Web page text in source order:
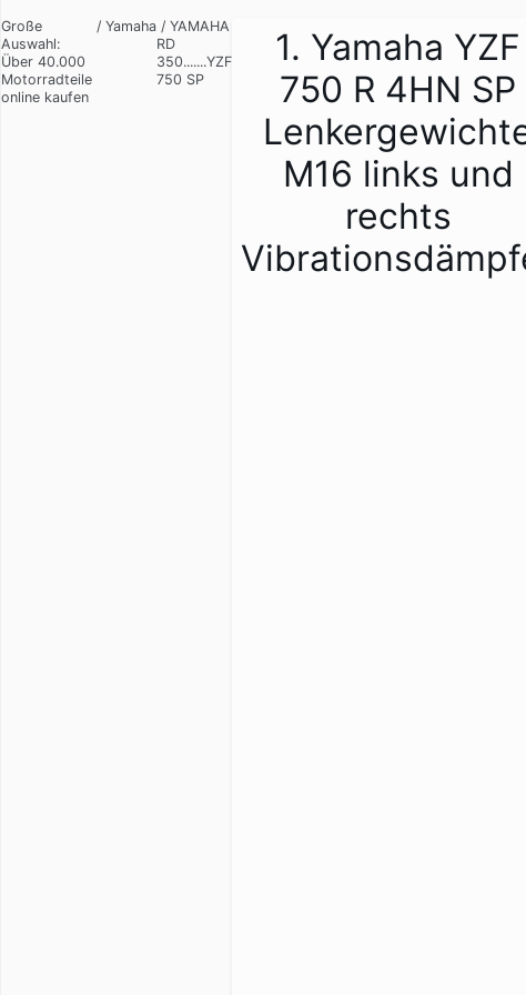
Große
Auswahl:
Über 40.000
Motorradteile
online kaufen
/ Yamaha / YAMAHA
RD
350.......YZF
750 SP
1. Yamaha YZF
750 R 4HN SP
M16 links und
rechts